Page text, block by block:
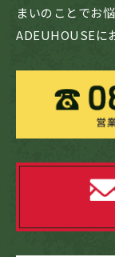
まいのことでお
ADEUHOUSEに